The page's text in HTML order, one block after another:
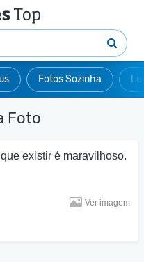
Fotos Sozinha
Foto
existir é maravilhoso.
Ver imagem